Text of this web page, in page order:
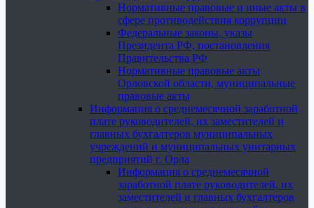
Нормативные правовые и иные акты в
сфере противодействия коррупции
Федеральные законы, указы
Президента РФ, постановления
Правительства РФ
Нормативные правовые акты
Орловской области, муниципальные
правовые акты
Информация о среднемесячной заработной
плате руководителей, их заместителей и
главных бухгалтеров муниципальных
учреждений и муниципальных унитарных
предприятий г. Орла
Информация о среднемесячной
заработной плате руководителей, их
заместителей и главных бухгалтеров